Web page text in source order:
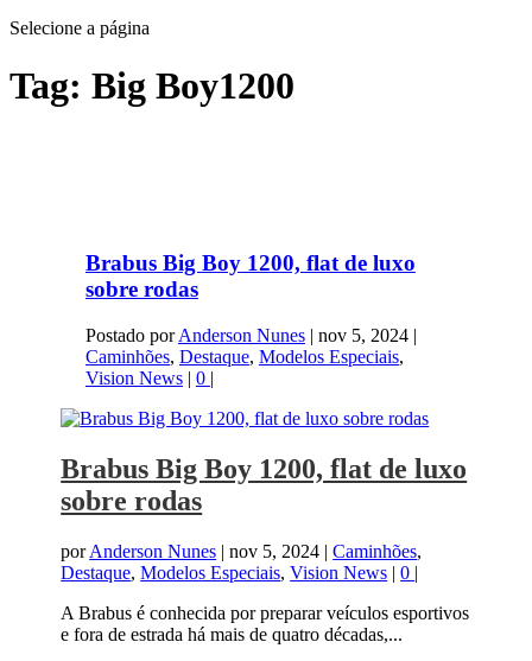
Selecione a página
Tag: Big Boy1200
Brabus Big Boy 1200, flat de luxo
sobre rodas
Postado porAnderson Nunes| nov 5, 2024|
Caminhões, Destaque, Modelos Especiais,
Vision News| 0 |
Brabus Big Boy 1200, flat de luxo
sobre rodas
porAnderson Nunes |nov 5, 2024 |Caminhões,
Destaque,Modelos Especiais,Vision News |0 |
A Brabus é conhecida por preparar veículos esportivos
e fora de estrada há mais de quatro décadas,...